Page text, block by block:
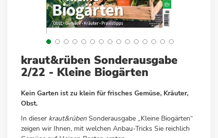
Anfang
der
springen
kraut&rüben Sonderausgabe
2/22 - Kleine Biogärten
Kein Garten ist zu klein für frisches Gemüse, Kräuter,
Obst.
In dieser kraut&rübenSonderausgabe „Kleine Biogärten“
zeigen wir Ihnen, mit welchen Anbau-Tricks Sie reichlich